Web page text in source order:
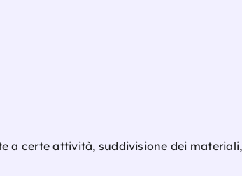
a certe attività, suddivisione dei materiali,